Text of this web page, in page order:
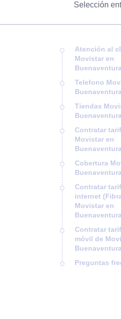
Selección
Atención al
Movistar en
Buenaventura
Telefono
Buenaventura
Tiendas
Buenaventura
Contratar
Movistar en
Buenaventura
Cobertura
Buenaventura
Contratar
internet
Movistar en
Buenaventura
Contratar
móvil de
Buenaventura
Preguntas